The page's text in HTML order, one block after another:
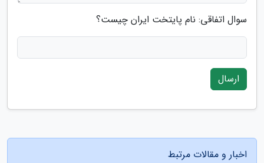
سوال اتفاقی: نام پایتخت ایران چیست؟
ارسال
اخبار و مقالات مرتبط